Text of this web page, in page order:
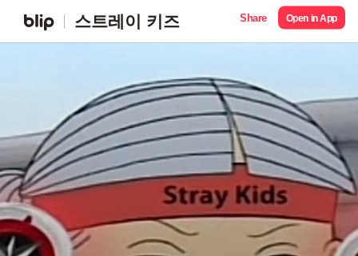
스트레이 키즈 Share Open in App